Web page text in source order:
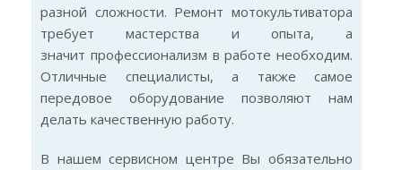
разной сложности. Ремонт мотокультиватора
требует мастерства и опыта, а
значит профессионализм в работе необходим.
Отличные специалисты, а также самое
передовое оборудование позволяют нам
делать качественную работу.
В нашем сервисном центре Вы обязательно